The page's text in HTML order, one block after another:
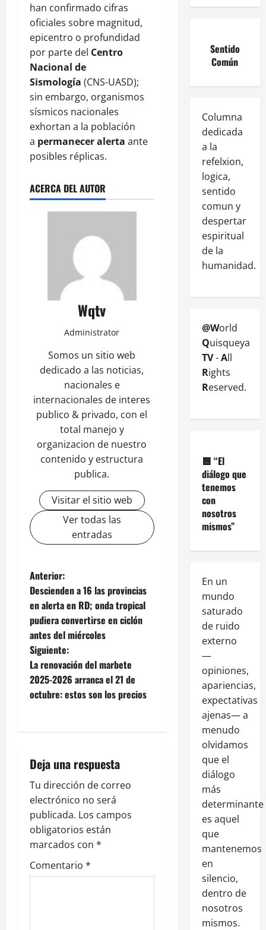
han confirmado cifras
oficiales sobre magnitud,
epicentro o profundidad
por parte del Centro
Nacional de
Sismología (CNS-UASD);
sin embargo, organismos
sísmicos nacionales
exhortan a la población
a permanecer alerta ante
posibles réplicas.
ACERCA DEL AUTOR
Wqtv
Administrator
Somos un sitio web
dedicado a las noticias,
nacionales e
internacionales de interes
publico & privado, con el
total manejo y
organizacion de nuestro
contenido y estructura
publica.
Visitar el sitio web
Ver todas las
entradas
Anterior:
Descienden a 16 las provincias
en alerta en RD; onda tropical
pudiera convertirse en ciclón
antes del miércoles
Siguiente:
La renovación del marbete
2025-2026 arranca el 21 de
octubre: estos son los precios
Deja una respuesta
Tu dirección de correo
electrónico no será
publicada. Los campos
obligatorios están
marcados con *
Comentario *
Sentido
Común
Columna
dedicada
a la
refelxion,
logica,
sentido
comun y
despertar
espiritual
de la
humanidad.
@World
Quisqueya
TV-All
Rights
Reserved.
🟦 “El
diálogo que
tenemos
con
nosotros
mismos”
En un
mundo
saturado
de ruido
externo
—
opiniones,
apariencias,
expectativas
ajenas— a
menudo
olvidamos
que el
diálogo
más
determinante
es aquel
que
mantenemos
en
silencio,
dentro de
nosotros
mismos.